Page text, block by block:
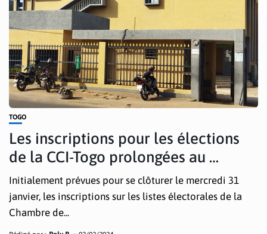
TOGO
Les inscriptions pour les élections
de la CCI-Togo prolongées au …
Initialement prévues pour se clôturer le mercredi 31
janvier, les inscriptions sur les listes électorales de la
Chambre de...